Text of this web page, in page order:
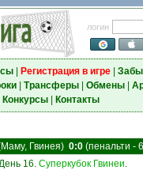
логин
| Регистрация в игре|
| Трансферы| Обмены|
Конкурсы| Контакты
Гвинея) 0:0(пенальти -
16. Суперкубок Гвинеи.